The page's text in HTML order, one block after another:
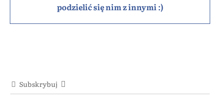
podzielić się nim z innymi :)
Subskrybuj